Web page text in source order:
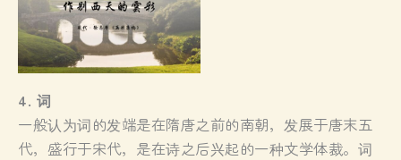
4. 词
一般认为词的发端是在隋唐之前的南朝，发展于唐末五
代，盛行于宋代，是在诗之后兴起的一种文学体裁。词